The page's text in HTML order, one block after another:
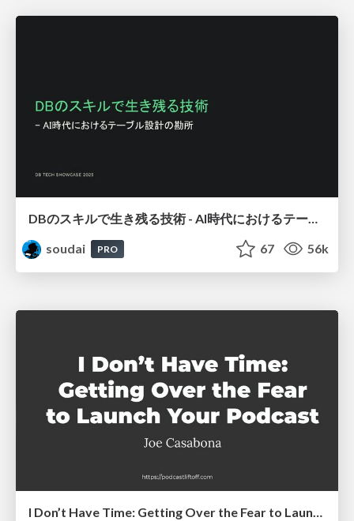
soudai
PRO 67 56k
I Don’t Have Time: Getting Over the Fear to Launch Your Podcast